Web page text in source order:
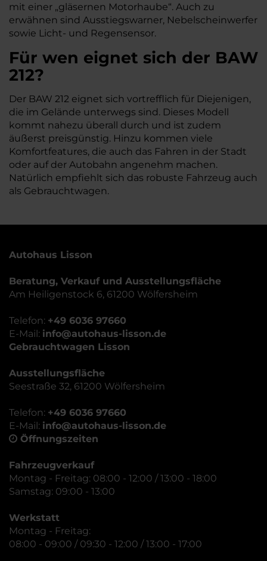
mit einer „gläsernen Motorhaube“. Auch zu
erwähnen sind Ausstiegswarner, Nebelscheinwerfer
sowie Licht- und Regensensor.
Für wen eignet sich der BAW
212?
Der BAW 212 eignet sich vortrefflich für Diejenigen,
die im Gelände unterwegs sind. Dieses Modell
kommt nahezu überall durch und ist zudem
äußerst preisgünstig. Hinzu kommen viele
Komfortfeatures, die auch das Fahren in der Stadt
oder auf der Autobahn angenehm machen.
Natürlich empfiehlt sich das robuste Fahrzeug auch
als Gebrauchtwagen.
Autohaus Lisson
Beratung, Verkauf und Ausstellungsfläche
Am Heiligenstock 6, 61200 Wölfersheim
Telefon: +49 6036 97660
E-Mail: info@autohaus-lisson.de
Gebrauchtwagen Lisson
Ausstellungsfläche
Seestraße 32, 61200 Wölfersheim
Telefon: +49 6036 97660
E-Mail: info@autohaus-lisson.de
Öffnungszeiten
Fahrzeugverkauf
Montag - Freitag: 08:00 - 12:00 / 13:00 - 18:00
Samstag: 09:00 - 13:00
Werkstatt
Montag - Freitag:
08:00 - 09:00 / 09:30 - 12:00 / 13:00 - 17:00